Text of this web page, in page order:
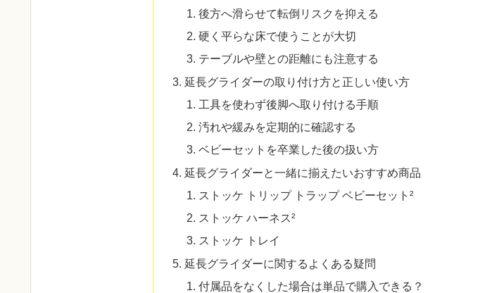
後方へ滑らせて転倒リスクを抑える
硬く平らな床で使うことが大切
テーブルや壁との距離にも注意する
延長グライダーの取り付け方と正しい使い方
工具を使わず後脚へ取り付ける手順
汚れや緩みを定期的に確認する
ベビーセットを卒業した後の扱い方
延長グライダーと一緒に揃えたいおすすめ商品
ストッケ トリップ トラップ ベビーセット²
ストッケ ハーネス²
ストッケ トレイ
延長グライダーに関するよくある疑問
付属品をなくした場合は単品で購入できる？